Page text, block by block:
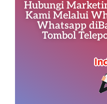
Hubungi
Kami Melalui
Whatsapp
Tombol